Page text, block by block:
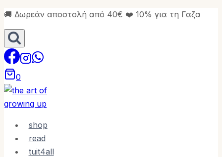
Skip
to
content
🚚 Δωρεάν αποστολή από 40€ ❤️ 10% για τη Γαζα
0
shop
read
tuit4all